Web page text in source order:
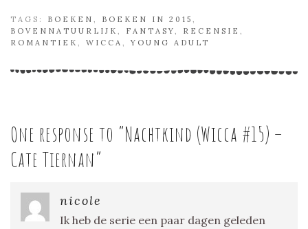
TAGS: BOEKEN BOEKEN IN 2015
BOVENNATUURLIJK
FANTASY RECENSIE
ROMANTIEK
WICCA ,YOUNG ADULT
One response to “Nachtkind (Wicca #15) –
Cate Tiernan”
nicole
Ik heb de serie een paar dagen geleden